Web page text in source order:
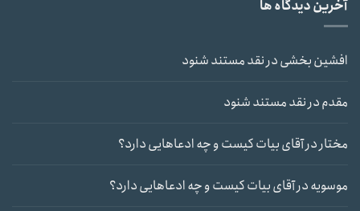
آخرین دیدگاه ها
افشین بخشیدرنقد مستند شنود
مقدمدرنقد مستند شنود
مختاردرآقای بیات کیست و چه ادعاهایی دارد؟
موسویهدرآقای بیات کیست و چه ادعاهایی دارد؟